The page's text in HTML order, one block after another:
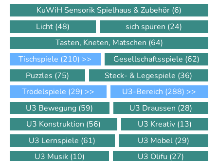
KuWiH Sensorik Spielhaus & Zubehör (6)
Licht (48) sich spüren (24)
Tasten, Kneten, Matschen (64)
Tischspiele (210) >> Gesellschaftsspiele (62)
Puzzles (75) Steck- & Legespiele (36)
Trödelspiele (29) >> U3-Bereich (288) >>
U3 Bewegung (59) U3 Draussen (28)
U3 Konstruktion (56) U3 Kreativ (13)
U3 Lernspiele (61) U3 Möbel (29)
U3 Musik (10) U3 Olifu (27)